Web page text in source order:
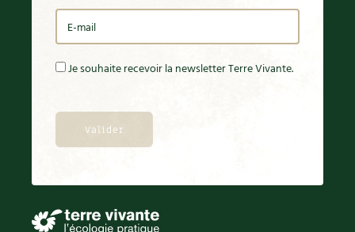
Je souhaite recevoir la newsletter Terre Vivante.